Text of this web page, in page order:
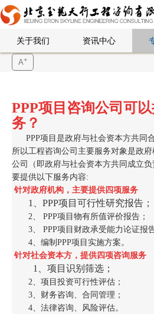
关于我们 资讯中心
A+
PPP项目咨询公司可
务？
PPP项目是政府与社会资本方共同
所以工程咨询公司主要服务对象是政
公司（即政府与社会资本方共同成立
要提供以下服务内容:
针对政府机构，主要提供四项服务
1、PPP项目可行性研究报告；
2、 PPP项目物有所值评价报告；
3、 PPP项目财政承受能力论证报告
4、编制PPP项目实施方案。
针对社会资本方，提供四项咨询服务
1、项目识别筛选；
2、项目投资可行性评估；
3、财务咨询、合同管理；
4、法律咨询、风险评估。